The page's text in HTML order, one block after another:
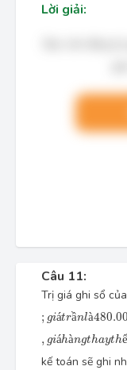
Lời giải:
Câu 11:
Trị giá ghi sổ
; giátrầnlà
át ần à
, giáhàngthayth
áh à t h t h ế
kế toán sẽ ghi